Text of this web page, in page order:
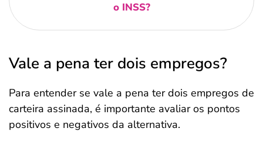
o INSS?
Vale a pena ter dois empregos?
Para entender se vale a pena ter dois empregos de
carteira assinada, é importante avaliar os pontos
positivos e negativos da alternativa.